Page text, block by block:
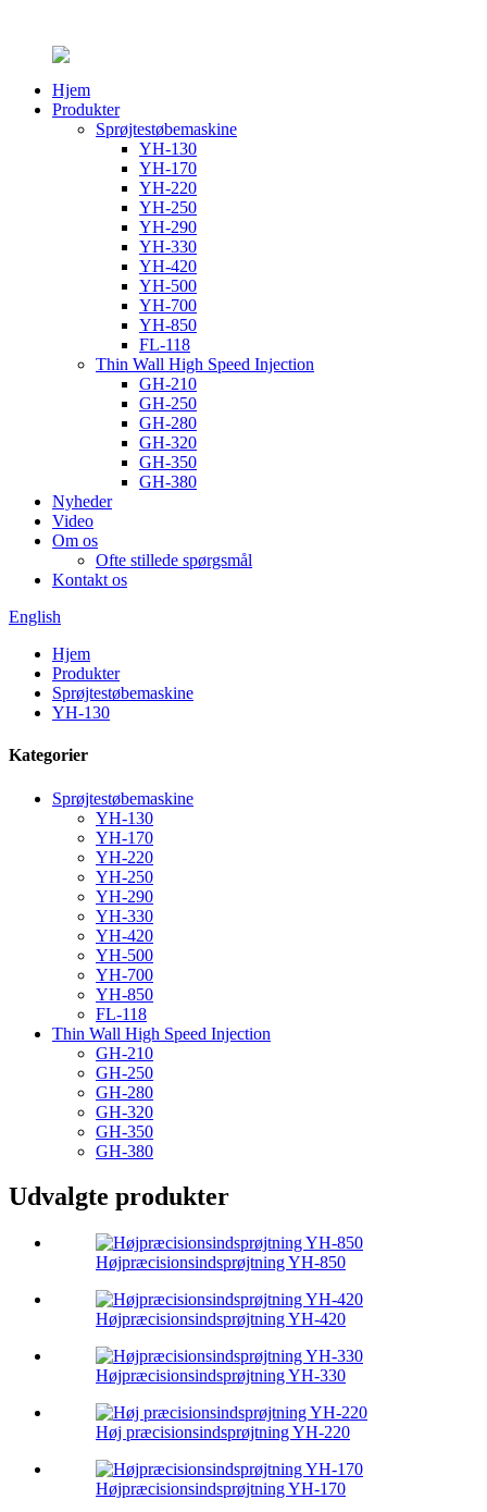
Hjem
Produkter
Sprøjtestøbemaskine
YH-130
YH-170
YH-220
YH-250
YH-290
YH-330
YH-420
YH-500
YH-700
YH-850
FL-118
Thin Wall High Speed ​​Injection
GH-210
GH-250
GH-280
GH-320
GH-350
GH-380
Nyheder
Video
Om os
Ofte stillede spørgsmål
Kontakt os
English
Hjem
Produkter
Sprøjtestøbemaskine
YH-130
Kategorier
Sprøjtestøbemaskine
YH-130
YH-170
YH-220
YH-250
YH-290
YH-330
YH-420
YH-500
YH-700
YH-850
FL-118
Thin Wall High Speed ​​Injection
GH-210
GH-250
GH-280
GH-320
GH-350
GH-380
Udvalgte produkter
Højpræcisionsindsprøjtning YH-850
Højpræcisionsindsprøjtning YH-420
Højpræcisionsindsprøjtning YH-330
Høj præcisionsindsprøjtning YH-220
Højpræcisionsindsprøjtning YH-170